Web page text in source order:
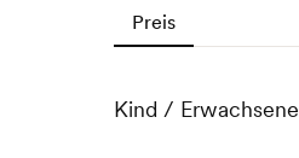
Preis
Kind / Erwachsene